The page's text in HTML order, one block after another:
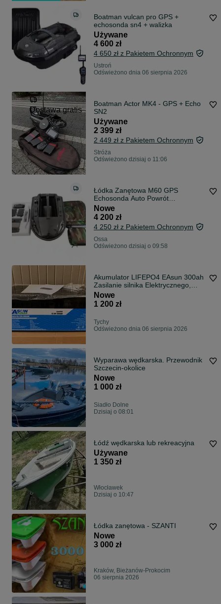
Boatman vulcan pro GPS +
echosonda sn4 + walizka
Używane
4 600 zł
4 650 zł z Pakietem Ochronnym
Ustroń
Odświeżono dnia 06 sierpnia 2026
Dostawa gratis
Boatman Actor MK4 - GPS + Echo
SN2
Używane
2 399 zł
2 449 zł z Pakietem Ochronnym
Stróża
Odświeżono dzisiaj o 11:06
Łódka Zanętowa M60 GPS
Echosonda Auto Powrót
Akumulator 2x 15,6A
Nowe
4 200 zł
4 250 zł z Pakietem Ochronnym
Ossa
Odświeżono dzisiaj o 09:58
Akumulator LIFEPO4 EAsun 300ah
Zasilanie silnika Elektrycznego,
Pontonu, Łodzi, Solary, UPS
Nowe
1 200 zł
Tychy
Odświeżono dnia 06 sierpnia 2026
Wyparawa wędkarska. Przewodnik
Szczecin-okolice
Nowe
1 000 zł
Siadło Dolne
Dzisiaj o 08:01
Łódź wędkarska lub rekreacyjna
Używane
1 350 zł
Włocławek
Dzisiaj o 10:47
Łódka zanętowa - SZANTI
Nowe
3 000 zł
Kraków, Bieżanów-Prokocim
06 sierpnia 2026